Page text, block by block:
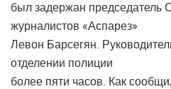
был задержан председатель
журналистов «Аспарез»
Левон Барсегян.
отделении полиции
более пяти часов. Как